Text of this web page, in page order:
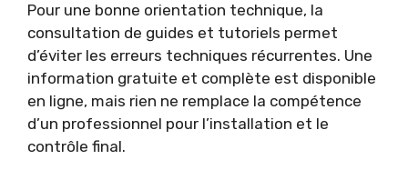
Pour une bonne orientation technique, la
consultation de guides et tutoriels permet
d’éviter les erreurs techniques récurrentes. Une
information gratuite et complète est disponible
en ligne, mais rien ne remplace la compétence
d’un professionnel pour l’installation et le
contrôle final.